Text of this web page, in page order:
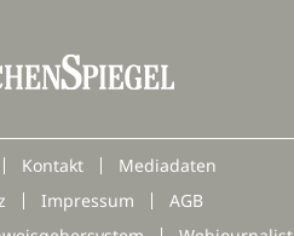
Kontakt
Mediadaten
Impressum
AGB